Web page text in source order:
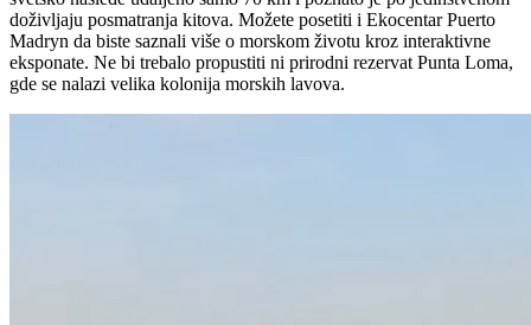
doživljaju posmatranja kitova. Možete posetiti i Ekocentar Puerto
Madryn da biste saznali više o morskom životu kroz interaktivne
eksponate. Ne bi trebalo propustiti ni prirodni rezervat Punta Loma,
gde se nalazi velika kolonija morskih lavova.